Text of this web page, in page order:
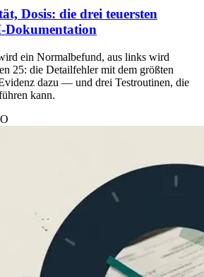
Dosis: die drei teuersten
Dokumentation
ein Normalbefund, aus links wird
25: die Detailfehler mit dem größten
dazu — und drei Testroutinen, die
kann.